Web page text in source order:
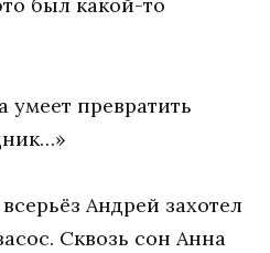
умеет превратить
Андрей захотел
Сквозь сон Анна